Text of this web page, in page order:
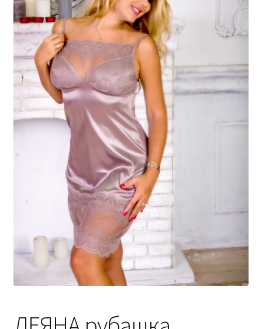
Отзывы
Блог
Контакты
+380996574467
+380686734994